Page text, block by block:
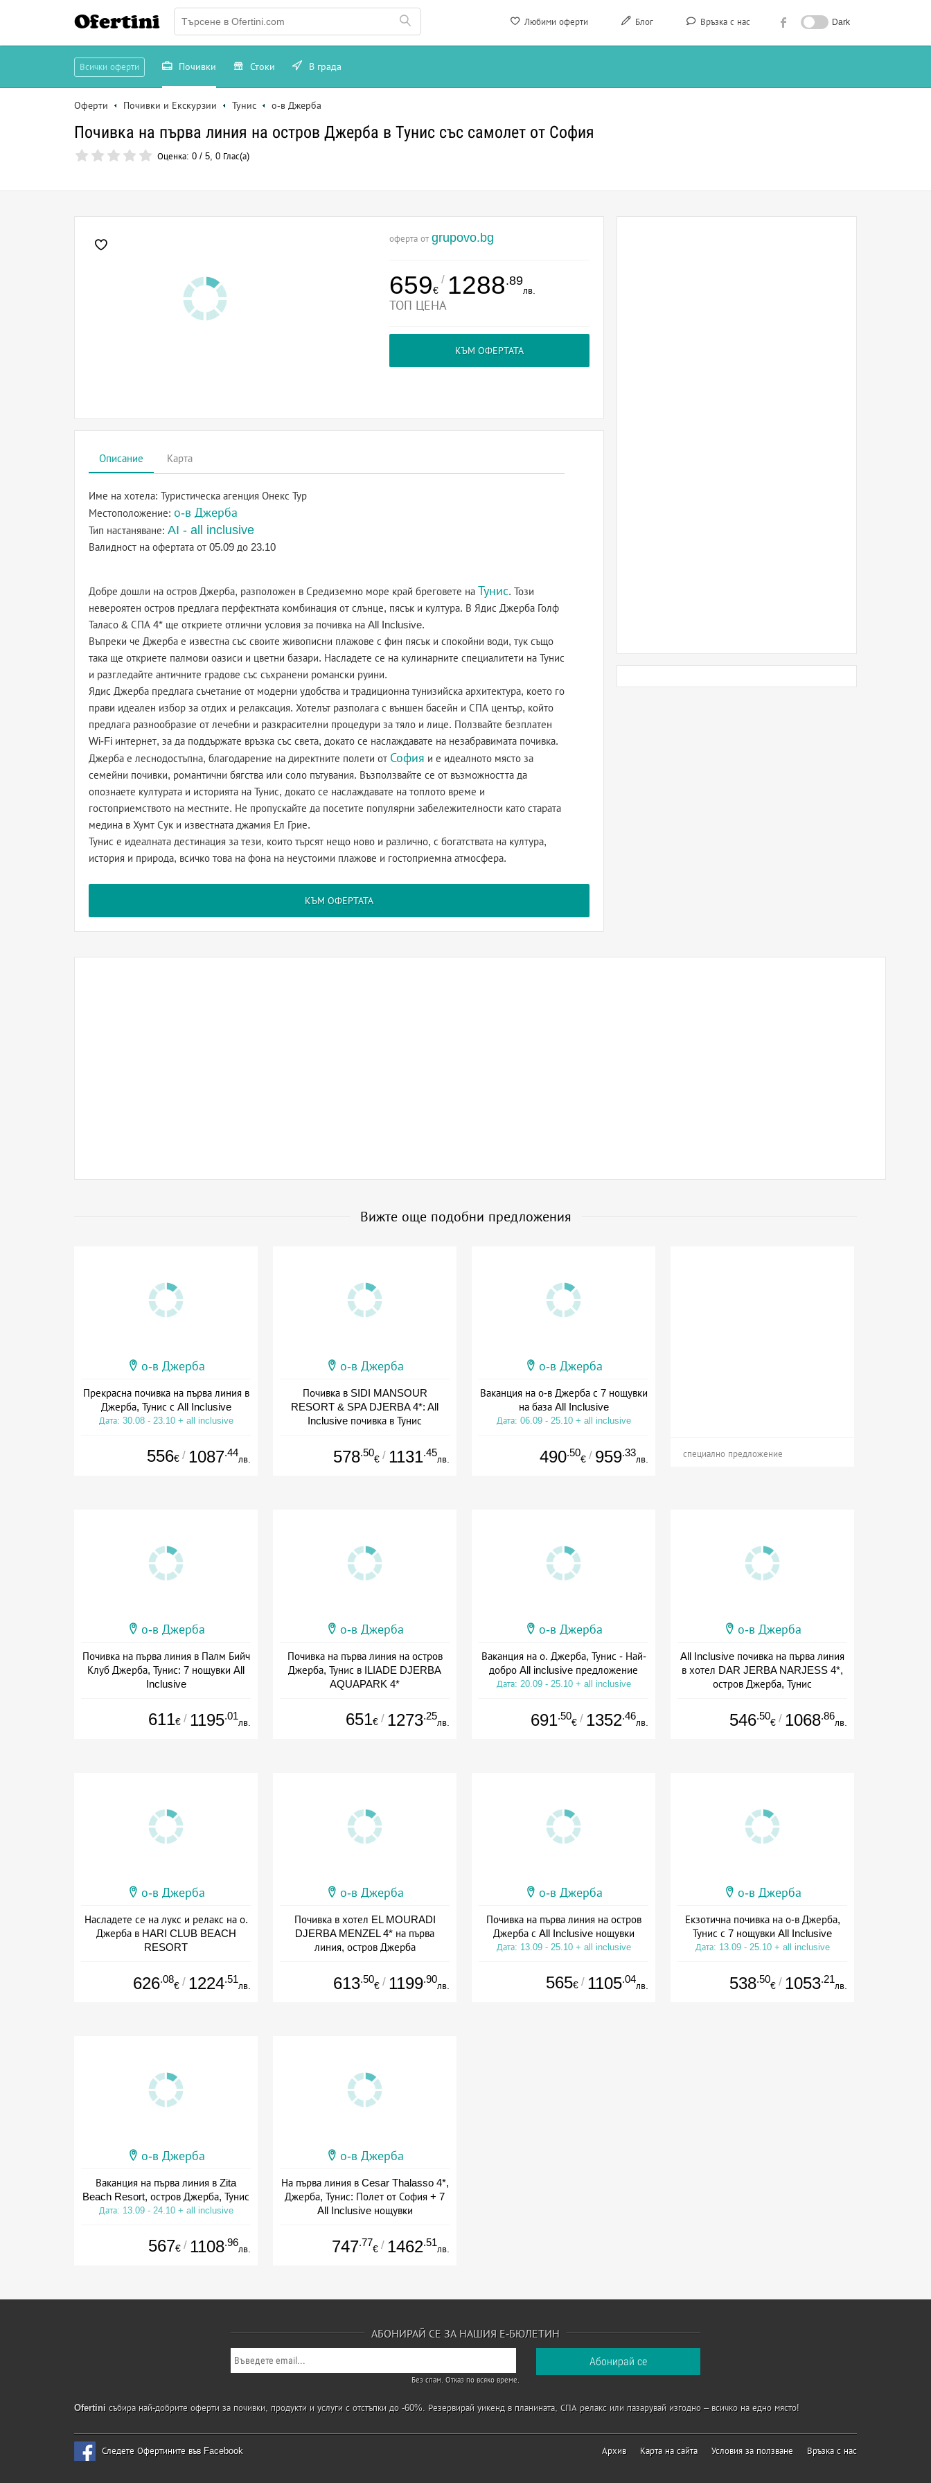
Любими оферти Блог Връзка с нас Dark
Ofertini
Всички оферти Почивки Стоки В града
Оферти Почивки и Екскурзии Тунис о-в Джерба
Почивка на първа линия на остров Джерба в Тунис със самолет от София
Оценка: 0 / 5, 0 Глас(а)
оферта от grupovo.bg
659€
/ 1288.89
лв.
ТОП ЦЕНА
КЪМ ОФЕРТАТА
Описание Карта
Име на хотела: Туристическа агенция Онекс Тур
Местоположение: о-в Джерба
Тип настаняване: AI - all inclusive
Валидност на офертата от 05.09 до 23.10
Добре дошли на остров Джерба, разположен в Средиземно море край бреговете на Тунис. Този
невероятен остров предлага перфектната комбинация от слънце, пясък и култура. В Ядис Джерба Голф
Таласо & СПА 4* ще откриете отлични условия за почивка на All Inclusive.
Въпреки че Джерба е известна със своите живописни плажове с фин пясък и спокойни води, тук също
така ще откриете палмови оазиси и цветни базари. Насладете се на кулинарните специалитети на Тунис
и разгледайте античните градове със съхранени романски руини.
Ядис Джерба предлага съчетание от модерни удобства и традиционна тунизийска архитектура, което го
прави идеален избор за отдих и релаксация. Хотелът разполага с външен басейн и СПА център, който
предлага разнообразие от лечебни и разкрасителни процедури за тяло и лице. Ползвайте безплатен
Wi-Fi интернет, за да поддържате връзка със света, докато се наслаждавате на незабравимата почивка.
Джерба е леснодостъпна, благодарение на директните полети от София и е идеалното място за
семейни почивки, романтични бягства или соло пътувания. Възползвайте се от възможността да
опознаете културата и историята на Тунис, докато се наслаждавате на топлото време и
гостоприемството на местните. Не пропускайте да посетите популярни забележителности като старата
медина в Хумт Сук и известната джамия Ел Грие.
Тунис е идеалната дестинация за тези, които търсят нещо ново и различно, с богатствата на култура,
история и природа, всичко това на фона на неустоими плажове и гостоприемна атмосфера.
КЪМ ОФЕРТАТА
Вижте още подобни предложения
о-в Джерба
Прекрасна почивка на първа линия в
Джерба, Тунис с All Inclusive
Дата: 30.08 - 23.10 + all inclusive
556€ / 1087.44
лв.
о-в Джерба
Почивка в SIDI MANSOUR
RESORT & SPA DJERBA 4*: All
Inclusive почивка в Тунис
578.50
€ / 1131.45
лв.
о-в Джерба
Ваканция на о-в Джерба с 7 нощувки
на база All Inclusive
Дата: 06.09 - 25.10 + all inclusive
490.50
€ / 959.33
лв. специално предложение
о-в Джерба
Почивка на първа линия в Палм Бийч
Клуб Джерба, Тунис: 7 нощувки All
Inclusive
611€ / 1195.01
лв.
о-в Джерба
Почивка на първа линия на остров
Джерба, Тунис в ILIADE DJERBA
AQUAPARK 4*
651€ / 1273.25
лв.
о-в Джерба
Ваканция на о. Джерба, Тунис - Най-
добро All inclusive предложение
Дата: 20.09 - 25.10 + all inclusive
691.50
€ / 1352.46
лв.
о-в Джерба
All Inclusive почивка на първа линия
в хотел DAR JERBA NARJESS 4*,
остров Джерба, Тунис
546.50
€ / 1068.86
лв.
о-в Джерба
Насладете се на лукс и релакс на о.
Джерба в HARI CLUB BEACH
RESORT
626.08
€ / 1224.51
лв.
о-в Джерба
Почивка в хотел EL MOURADI
DJERBA MENZEL 4* на първа
линия, остров Джерба
613.50
€ / 1199.90
лв.
о-в Джерба
Почивка на първа линия на остров
Джерба с All Inclusive нощувки
Дата: 13.09 - 25.10 + all inclusive
565€ / 1105.04
лв.
о-в Джерба
Екзотична почивка на о-в Джерба,
Тунис с 7 нощувки All Inclusive
Дата: 13.09 - 25.10 + all inclusive
538.50
€ / 1053.21
лв.
о-в Джерба
Ваканция на първа линия в Zita
Beach Resort, остров Джерба, Тунис
Дата: 13.09 - 24.10 + all inclusive
567€ / 1108.96
лв.
о-в Джерба
На първа линия в Cesar Thalasso 4*,
Джерба, Тунис: Полет от София + 7
All Inclusive нощувки
747.77
€ / 1462.51
лв.
АБОНИРАЙ СЕ ЗА НАШИЯ Е-БЮЛЕТИН
Без спам. Отказ по всяко време.
Ofertini събира най-добрите оферти за почивки, продукти и услуги с отстъпки до -60%. Резервирай уикенд в планината, СПА релакс или пазарувай изгодно – всичко на едно място!
Следете Офертините във Facebook Архив Карта на сайта Условия за ползване Връзка с нас